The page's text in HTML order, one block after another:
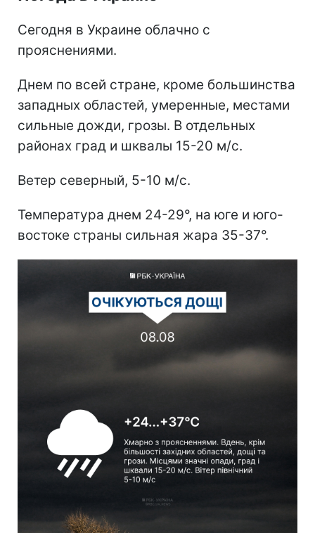
Сегодня в Украине облачно с
прояснениями.
Днем по всей стране, кроме большинства
западных областей, умеренные, местами
сильные дожди, грозы. В отдельных
районах град и шквалы 15-20 м/с.
Ветер северный, 5-10 м/с.
Температура днем 24-29°, на юге и юго-
востоке страны сильная жара 35-37°.